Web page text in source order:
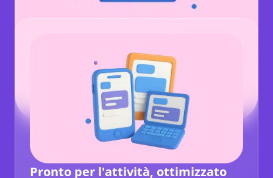
Pronto per l'attività, ottimizzato